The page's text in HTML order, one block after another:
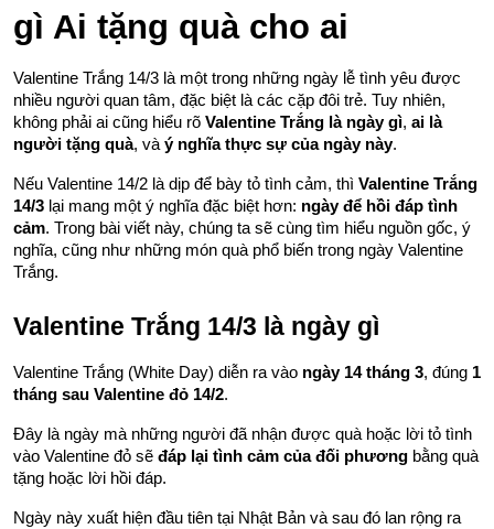
gì Ai tặng quà cho ai
Valentine Trắng 14/3 là một trong những ngày lễ tình yêu được
nhiều người quan tâm, đặc biệt là các cặp đôi trẻ. Tuy nhiên,
không phải ai cũng hiểu rõ Valentine Trắng là ngày gì, ai là
người tặng quà, và ý nghĩa thực sự của ngày này.
Nếu Valentine 14/2 là dịp để bày tỏ tình cảm, thì Valentine Trắng
14/3 lại mang một ý nghĩa đặc biệt hơn: ngày để hồi đáp tình
cảm. Trong bài viết này, chúng ta sẽ cùng tìm hiểu nguồn gốc, ý
nghĩa, cũng như những món quà phổ biến trong ngày Valentine
Trắng.
Valentine Trắng 14/3 là ngày gì
Valentine Trắng (White Day) diễn ra vào ngày 14 tháng 3, đúng 1
tháng sau Valentine đỏ 14/2.
Đây là ngày mà những người đã nhận được quà hoặc lời tỏ tình
vào Valentine đỏ sẽ đáp lại tình cảm của đối phương bằng quà
tặng hoặc lời hồi đáp.
Ngày này xuất hiện đầu tiên tại Nhật Bản và sau đó lan rộng ra